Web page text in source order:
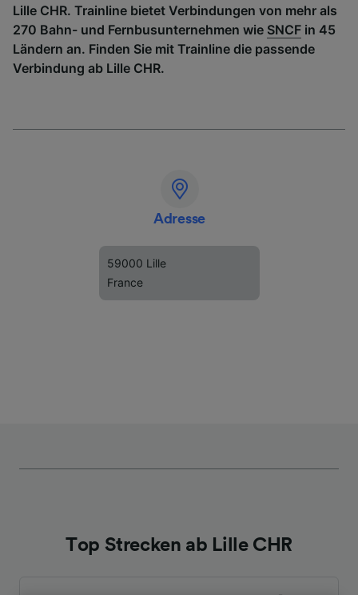
Lille CHR. Trainline bietet Verbindungen von mehr als
270 Bahn- und Fernbusunternehmen wie SNCF in 45
Ländern an. Finden Sie mit Trainline die passende
Verbindung ab Lille CHR.
Adresse
59000 Lille
France
Top Strecken ab Lille CHR